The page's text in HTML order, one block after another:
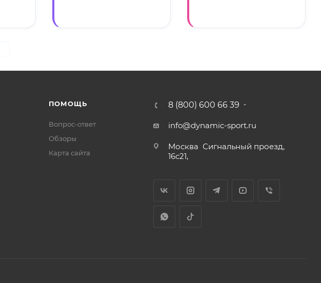
ПОМОЩЬ
Вопрос-ответ
Обзоры
Карта сайта
8 (800) 600 66 39
info@dynamic-sport.ru
Москва Сигнальный проезд,
16с21,